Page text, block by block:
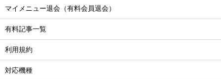
マイメニュー退会（有料会員退会）
有料記事一覧
利用規約
対応機種